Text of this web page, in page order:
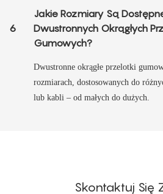
6
Jakie Rozmiary Są
Dwustronnych Okrągłych
Gumowych?
Dwustronne okrągłe przelotki
rozmiarach, dostosowanych do
lub kabli – od małych do dużych.
Skontaktuj Się